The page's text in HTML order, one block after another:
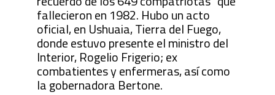
fallecieron en 1982. Hubo un acto
oficial, en Ushuaia, Tierra del Fuego,
donde estuvo presente el ministro del
Interior, Rogelio Frigerio; ex
combatientes y enfermeras, así como
la gobernadora Bertone.